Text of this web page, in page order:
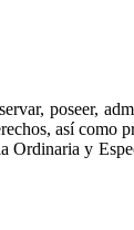
poseer,
así como
Ordinaria y